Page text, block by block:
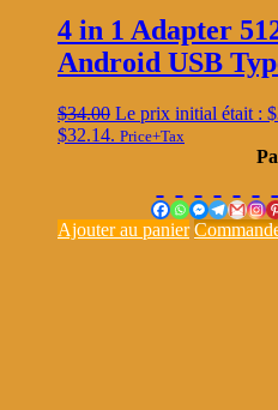
4 in 1 Adapter
Android USB
$34.00 Le prix initial était :
$32.14. Price+Tax
Ajouter au panier